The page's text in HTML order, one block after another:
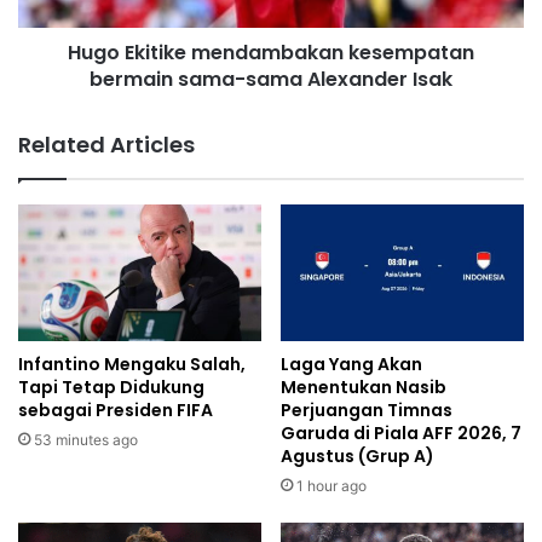
Hugo Ekitike mendambakan kesempatan
bermain sama-sama Alexander Isak
Related Articles
Infantino Mengaku Salah,
Tapi Tetap Didukung
sebagai Presiden FIFA
53 minutes ago
Laga Yang Akan
Menentukan Nasib
Perjuangan Timnas
Garuda di Piala AFF 2026, 7
Agustus (Grup A)
1 hour ago